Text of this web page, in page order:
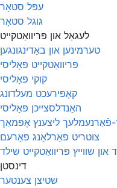
עפּל סטאָר
גוגל סטאָר
לעגאַל און פּריוואַטקייט
טערמינען און באַדינגונגען
פּריוואַטקייט פּאָליסי
קוקי פּאָליסי
קאָפּירעכט מעלדונג
האַנדלסצייכן פּאָליסי
פֿאַרנעמלעך ליצענץ אָפּמאַך
צוטריט פאַרלאַנג פאָרעם
שווייץ פּריוואַטקייט שילד
דינסטן
שטיצן צענטער